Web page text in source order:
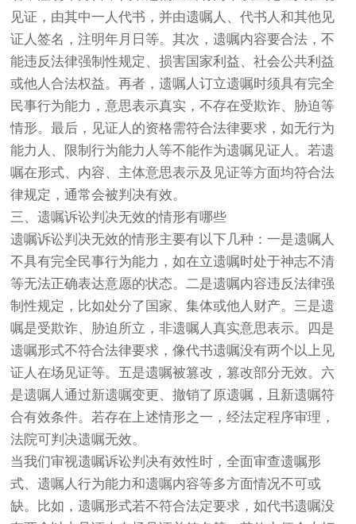
见证，由其中一人代书，并由遗嘱人、代书人和其他见
证人签名，注明年月日等。其次，遗嘱内容要合法，不
能违反法律强制性规定、损害国家利益、社会公共利益
或他人合法权益。再者，遗嘱人订立遗嘱时须具有完全
民事行为能力，意思表示真实，不存在受欺诈、胁迫等
情形。最后，见证人的资格需符合法律要求，如无行为
能力人、限制行为能力人等不能作为遗嘱见证人。若遗
嘱在形式、内容、主体意思表示及见证等方面均符合法
律规定，通常会被判决有效。
三、遗嘱诉讼判决无效的情形有哪些
遗嘱诉讼判决无效的情形主要有以下几种：一是遗嘱人
不具有完全民事行为能力，如在立遗嘱时处于神志不清
等无法正确表达意愿的状态。二是遗嘱内容违反法律强
制性规定，比如处分了国家、集体或他人财产。三是遗
嘱是受欺诈、胁迫所立，非遗嘱人真实意思表示。四是
遗嘱形式不符合法律要求，像代书遗嘱没有两个以上见
证人在场见证等。五是遗嘱被篡改，篡改部分无效。六
是遗嘱人通过新遗嘱变更、撤销了原遗嘱，且新遗嘱符
合有效条件。若存在上述情形之一，经法定程序审理，
法院可判决遗嘱无效。
当我们审视遗嘱诉讼判决有效性时，全面审查遗嘱形
式、遗嘱人行为能力和遗嘱内容等多方面情况不可或
缺。比如，遗嘱形式若不符合法定要求，如代书遗嘱没